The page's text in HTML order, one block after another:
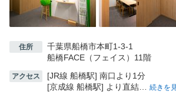
住所
千葉県船橋市本町1-3-1
船橋FACE（フェイス）11階
アクセス
[JR線 船橋駅] 南口より1分
[京成線 船橋駅] より直結… 続きを